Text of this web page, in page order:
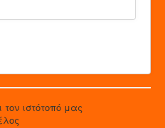
τον ιστότοπό μας